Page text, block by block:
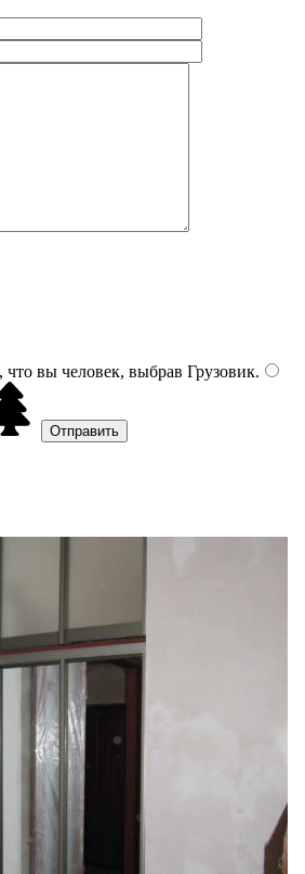
вы человек, выбрав Грузовик.